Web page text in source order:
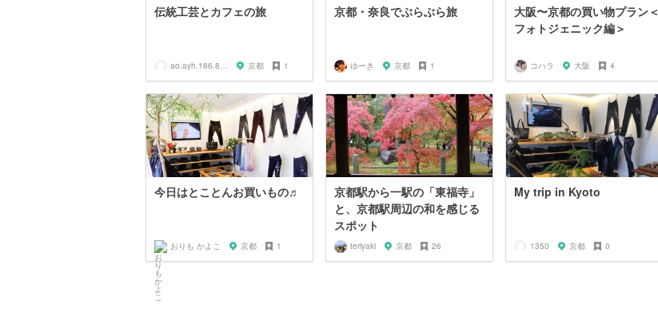
伝統工芸とカフェの旅
ao.ayh.186.818 京都 1
京都・奈良でぶらぶら旅
ゆーき 京都 1
大阪〜京都の買い物プラン＜
フォトジェニック編＞
コハラ 大阪 4
今日はとことんお買いもの♬
おりも かよこ 京都 1
京都駅から一駅の「東福寺」
と、京都駅周辺の和を感じる
スポット
teriyaki 京都 26
My trip in Kyoto
1350 京都 0